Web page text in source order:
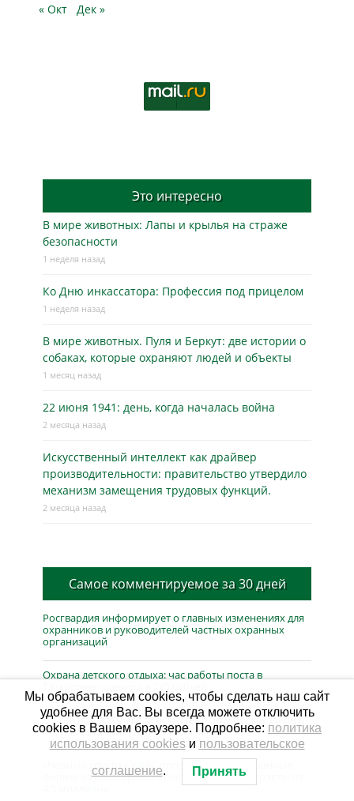
« Окт Дек »
Это интересно
В мире животных: Лапы и крылья на страже
безопасности
1 неделя назад
Ко Дню инкассатора: Профессия под прицелом
1 неделя назад
В мире животных. Пуля и Беркут: две истории о
собаках, которые охраняют людей и объекты
1 месяц назад
22 июня 1941: день, когда началась война
2 месяца назад
Искусственный интеллект как драйвер
производительности: правительство утвердило
механизм замещения трудовых функций.
2 месяца назад
Самое комментируемое за 30 дней
Росгвардия информирует о главных изменениях для
охранников и руководителей частных охранных
организаций
Охрана детского отдыха: час работы поста в
С 1 сентября 2026 года вступает в силу новый закон о
частной охранной деятельности
«Чёрный список» УФАС пополнился: две охранные
фирмы из Башкирии и Крыма сорвали контракты на
Мы обрабатываем cookies, чтобы сделать наш сайт
удобнее для Вас. Вы всегда можете отключить
cookies в Вашем браузере. Подробнее: политика
использования cookiesи пользовательское
соглашение. Принять